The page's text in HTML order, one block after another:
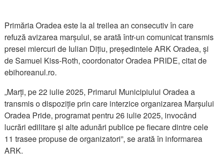
Primăria Oradea este la al treilea an consecutiv în care
refuză avizarea marșului, se arată într-un comunicat transmis
presei miercuri de Iulian Dițiu, președintele ARK Oradea, și
de Samuel Kiss-Roth, coordonator Oradea PRIDE, citat de
ebihoreanul.ro.
„Marți, pe 22 iulie 2025, Primarul Municipiului Oradea a
transmis o dispoziție prin care interzice organizarea Marșului
Oradea Pride, programat pentru 26 iulie 2025, invocând
lucrări edilitare și alte adunări publice pe fiecare dintre cele
11 trasee propuse de organizatori”, se arată în informarea
ARK.